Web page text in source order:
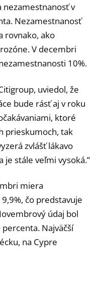
nezamestnanosť v
Nezamestnanosť
rovnako, ako
V decembri
10%.
uviedol, že
bude rásť aj v roku
ktoré
prieskumoch, tak
zvlášť lákavo
stále veľmi vysoká.”
miera
čo predstavuje
údaj bol
Najväčší
na Cypre